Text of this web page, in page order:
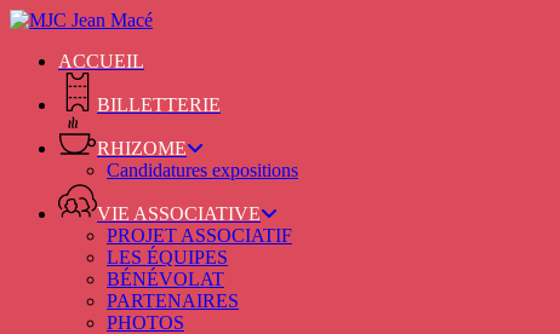
Skip
main
ACCUEIL
BILLETTERIE
RHIZOME
Candidatures expositions
VIE ASSOCIATIVE
PROJET ASSOCIATIF
LES ÉQUIPES
BÉNÉVOLAT
PARTENAIRES
PHOTOS